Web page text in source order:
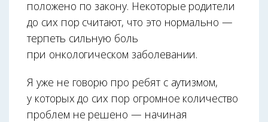
положено по закону. Некоторые родители
до сих пор считают, что это нормально —
терпеть сильную боль
при онкологическом заболевании.
Я уже не говорю про ребят с аутизмом,
у которых до сих пор огромное количество
проблем не решено — начиная